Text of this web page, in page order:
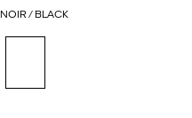
NOIR / BLACK